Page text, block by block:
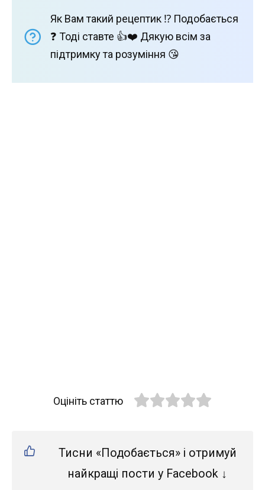
Як Вам такий рецептик ⁉️ Подобається
❓ Тоді ставте 👍❤️ Дякую всім за
підтримку та розуміння 😘
Оцініть статтю
Тисни «Подобається» і отримуй
найкращі пости у Facebook ↓